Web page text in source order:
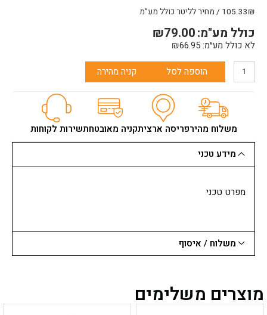
105.33₪ / מחיר לליטר כולל מע”מ
₪79.00כולל מע"מ:
לא כולל מע״מ: ₪66.95
הוספה לסל קניה מהירה
משלוח מהירפריסה ארציתקניה מאובטחתשירות לקוחות
מידע טכני
מפרט טכני
משלוח / איסוף
מוצרים משלימים